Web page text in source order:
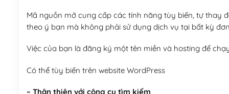
Mã nguồn mở cung cấp các tính năng tùy biến, tự thay
theo ý bạn mà không phải sử dụng dịch vụ tại bất kỳ
Việc của bạn là đăng ký một tên miền và hosting để
Có thể tùy biến trên website WordPress
– Thân thiện với công cụ tìm kiếm